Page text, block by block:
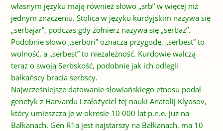
własnym języku mają również słowo „srb” w więcej niż
jednym znaczeniu. Stolica w języku kurdyjskim nazywa się
„serbajar”, ​​podczas gdy żołnierz nazywa się „serbaz”.
Podobnie słowo „serbori” oznacza przygodę, „serbest” to
wolność, a „serbest” to niezależność. Kurdowie walczą
teraz o swoją Serbskość, podobnie jak ich odlegli
bałkańscy bracia serbscy.
Najwcześniejsze datowanie słowiańskiego etnosu podał
genetyk z Harvardu i założyciel tej nauki Anatolij Klyosov,
który umieszcza je w okresie 10 000 lat p.n.e. już na
Bałkanach. Gen R1a jest najstarszy na Bałkanach, ma 10